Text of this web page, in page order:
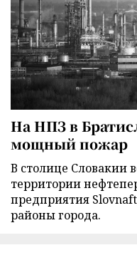
На НПЗ в
мощный пожар
В столице Словакии
территории
предприятия
районы города.